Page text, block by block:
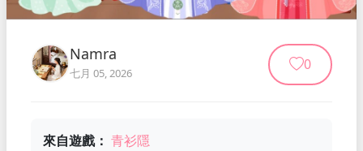
Namra
七月 05, 2026 0
來自遊戲： 青衫隱